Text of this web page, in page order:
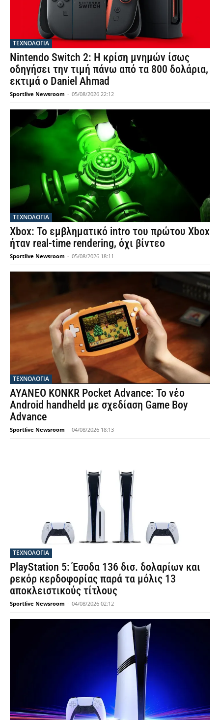
ΤΕΧΝΟΛΟΓΙΑ
Nintendo Switch 2: Η κρίση μνημών ίσως
οδηγήσει την τιμή πάνω από τα 800 δολάρια,
εκτιμά ο Daniel Ahmad
Sportlive Newsroom - 05/08/2026 22:12
ΤΕΧΝΟΛΟΓΙΑ
Xbox: Το εμβληματικό intro του πρώτου Xbox
ήταν real-time rendering, όχι βίντεο
Sportlive Newsroom - 05/08/2026 18:11
ΤΕΧΝΟΛΟΓΙΑ
AYANEO KONKR Pocket Advance: Το νέο
Android handheld με σχεδίαση Game Boy
Advance
Sportlive Newsroom - 04/08/2026 18:13
ΤΕΧΝΟΛΟΓΙΑ
PlayStation 5: Έσοδα 136 δισ. δολαρίων και
ρεκόρ κερδοφορίας παρά τα μόλις 13
αποκλειστικούς τίτλους
Sportlive Newsroom - 04/08/2026 02:12